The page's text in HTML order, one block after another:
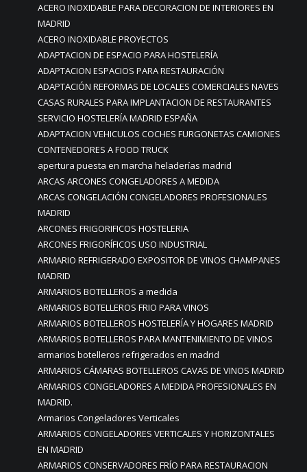
ACERO INOXIDABLE PARA DECORACION DE INTERIORES EN
MADRID
ACERO INOXIDABLE PROYECTOS
ADAPTACION DE ESPACIO PARA HOSTELERÍA
ADAPTACION ESPACIOS PARA RESTAURACIÓN
ADAPTACIÓN REFORMAS DE LOCALES COMERCIALES NAVES
CASAS RURALES PARA IMPLANTACION DE RESTAURANTES
SERVICIO HOSTELERÍA MADRID ESPAÑA
ADAPTACION VEHICULOS COCHES FURGONETAS CAMIONES
CONTENEDORES A FOOD TRUCK
apertura puesta en marcha heladerías madrid
ARCAS ARCONES CONGELADORES A MEDIDA
ARCAS CONGELACIÓN CONGELADORES PROFESIONALES
MADRID
ARCONES FRIGORIFICOS HOSTELERIA
ARCONES FRIGORÍFICOS USO INDUSTRIAL
ARMARIO REFRIGERADO EXPOSITOR DE VINOS CHAMPANES
MADRID
ARMARIOS BOTELLEROS a medida
ARMARIOS BOTELLEROS FRIO PARA VINOS
ARMARIOS BOTELLEROS HOSTELERÍA Y HOGARES MADRID
ARMARIOS BOTELLEROS PARA MANTENIMIENTO DE VINOS
armarios botelleros refrigerados en madrid
ARMARIOS CÁMARAS BOTELLEROS CAVAS DE VINOS MADRID
ARMARIOS CONGELADORES A MEDIDA PROFESIONALES EN
MADRID.
Armarios Congeladores Verticales
ARMARIOS CONGELADORES VERTICALES Y HORIZONTALES
EN MADRID
ARMARIOS CONSERVADORES FRÍO PARA RESTAURACION